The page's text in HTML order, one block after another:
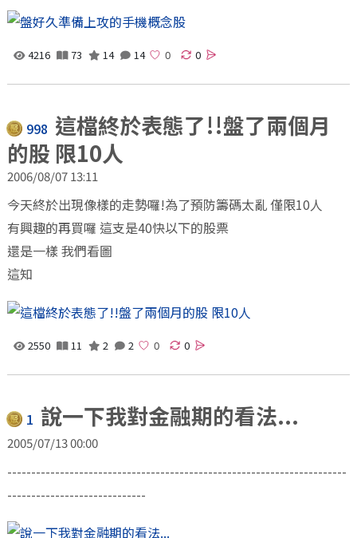
4216 73 14 14 0
998 這檔終於表態了!!盤了兩個月
的股 限10人
2006/08/07 13:11
今天終於出現像樣的走勢囉!為了預防籌碼太亂 僅限10人
有興趣的再買囉 這支是40快以下的股票
還是一樣 我們看圖
這知
2550 11 2 2 0
1 說一下我對金融期的看法...
2005/07/13 00:00
-----------------------------------------------------------------------
-----------------------------